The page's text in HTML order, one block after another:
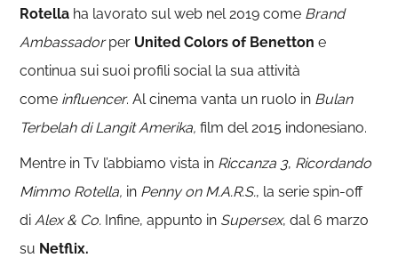
Rotella ha lavorato sul web nel 2019 come Brand
Ambassadorper United Colors of Benetton e
continua sui suoi profili social la sua attività
come influencer. Al cinema vanta un ruolo in Bulan
Terbelah di LangitAmerika,film del 2015 indonesiano.
Mentre in Tv l’abbiamo vista in Riccanza 3, Ricordando
Mimmo Rotella, in Penny on M.A.R.S., la serie spin-off
di Alex & Co. Infine, appunto in Supersex, dal 6 marzo
su Netflix.